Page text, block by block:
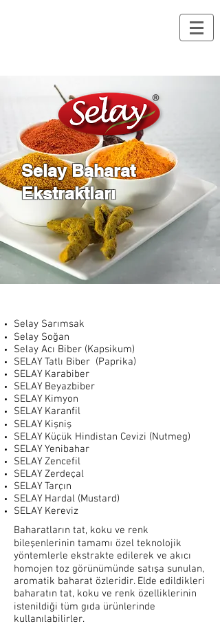
Selay Baharat
Ekstraktları
Selay Sarımsak
Selay Soğan
Selay Acı Biber (Kapsikum)
SELAY Tatlı Biber (Paprika)
SELAY Karabiber
SELAY Beyazbiber
SELAY Kimyon
SELAY Karanfil
SELAY Kişniş
SELAY Küçük Hindistan Cevizi (Nutmeg)
SELAY Yenibahar
SELAY Zencefil
SELAY Zerdeçal
SELAY Tarçın
SELAY Hardal (Mustard)
SELAY Kereviz
Baharatların tat, koku ve renk
bileşenlerinin tamamı özel teknolojik
yöntemlerle ekstrakte edilerek ve akıcı
homojen toz görünümünde satışa sunulan,
aromatik baharat özleridir. Elde edildikleri
baharatın tat, koku ve renk özelliklerinin
istenildiği tüm gıda ürünlerinde
kullanılabilirler.